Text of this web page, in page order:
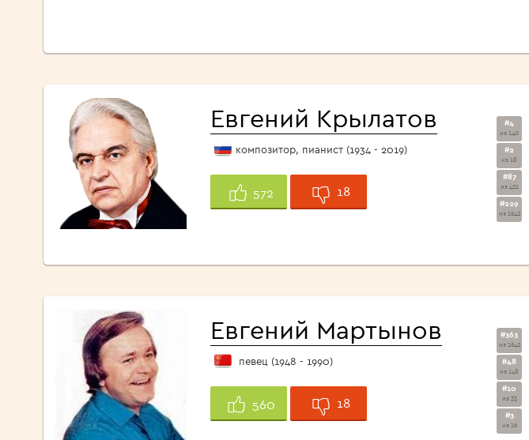
Евгений Крылатов
композитор, пианист (1934 - 2019)
572 18
#4
из 140
#2
из 18
#87
из 421
#229
из 1642
Евгений Мартынов
певец (1948 - 1990)
560 18
#363
из 1642
#48
из 148
#10
из 33
#3
из 16